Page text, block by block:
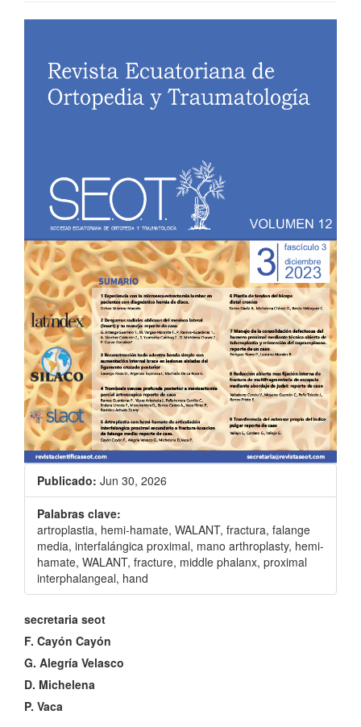
Barra
lateral
del
artículo
Publicado: Jun 30, 2026
Palabras clave:
artroplastia, hemi-hamate, WALANT, fractura, falange
media, interfalángica proximal, mano arthroplasty, hemi-
hamate, WALANT, fracture, middle phalanx, proximal
interphalangeal, hand
Contenido
principal
del
artículo
secretaria seot
F. Cayón Cayón
G. Alegría Velasco
D. Michelena
P. Vaca